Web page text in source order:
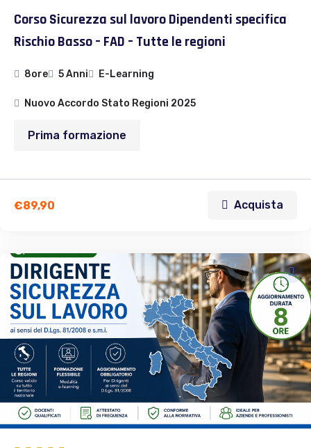
Corso Sicurezza sul lavoro Dipendenti specifica
Rischio Basso – FAD – Tutte le regioni
8ore 5 Anni E-Learning
Nuovo Accordo Stato Regioni 2025
Prima formazione
€89,90 Acquista